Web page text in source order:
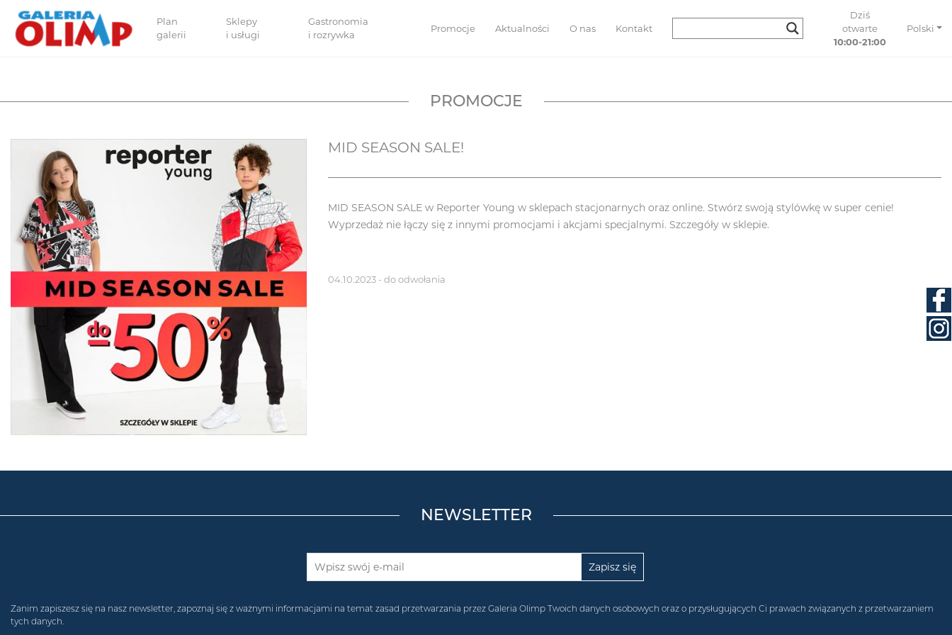
Plan
galerii
Sklepy
i usługi
Gastronomia
i rozrywka
Promocje Aktualności O nas Kontakt
Dziś
otwarte
10:00-21:00
Polski
PROMOCJE
MID SEASON SALE!
MID SEASON SALE w Reporter Young w sklepach stacjonarnych oraz online. Stwórz swoją stylówkę w super cenie!
Wyprzedaż nie łączy się z innymi promocjami i akcjami specjalnymi. Szczegóły w sklepie.
04.10.2023 - do odwołania
NEWSLETTER
Zanim zapiszesz się na nasz newsletter, zapoznaj się z ważnymi informacjami na temat zasad przetwarzania przez Galeria Olimp Twoich danych osobowych oraz o przysługujących Ci prawach związanych z przetwarzaniem
tych danych.